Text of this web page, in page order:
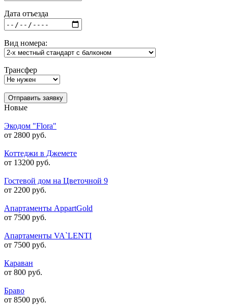
Дата отъезда
Вид номера:
Трансфер
Отправить заявку
Новые
Экодом "Flora"
от 2800 руб.
Коттеджи в Джемете
от 13200 руб.
Гостевой дом на Цветочной 9
от 2200 руб.
Апартаменты AppartGold
от 7500 руб.
Апартаменты VA`LENTI
от 7500 руб.
Караван
от 800 руб.
Браво
от 8500 руб.